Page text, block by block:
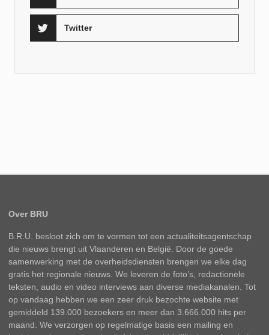
Twitter
Over BRU
B.R.U. besloot zich om te vormen tot een actualiteitsagentschap
die nieuws brengt uit Vlaanderen en België. Door de goede
samenwerking met de overheidsdiensten brengen we elke dag
gratis het regionale nieuws. We leveren de foto’s, redactionele
teksten, audio en video interviews aan diverse mediakanalen. Tot
op vandaag hebben we een zeer druk bezochte website met
gemiddeld 139.000 bezoekers en meer dan 3.666.000 hits per
maand. We verzorgen op regelmatige basis een mailing en